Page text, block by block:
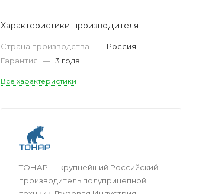
Характеристики производителя
Страна производства — Россия
Гарантия — 3 года
Все характеристики
ТОНАР — крупнейший Российский
производитель полуприцепной